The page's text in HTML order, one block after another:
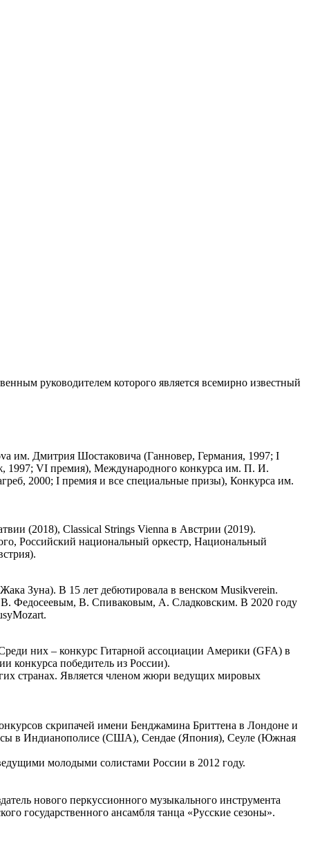
руководителем которого является всемирно известный
им. Дмитрия Шостаковича (Ганновер, Германия, 1997; I
1997; VI премия), Международного конкурса им. П. И.
2000; I премия и все специальные призы), Конкурса им.
(2018), Classical Strings Vienna в Австрии (2019).
Российский национальный оркестр, Национальный
Зуна). В 15 лет дебютировала в венском Musikverein.
В. Федосеевым, В. Спиваковым, А. Сладковским. В 2020 году
них – конкурс Гитарной ассоциации Америки (GFA) в
победитель из России).
странах. Является членом жюри ведущих мировых
скрипачей имени Бенджамина Бриттена в Лондоне и
в Индианополисе (США), Сендае (Япония), Сеуле (Южная
молодыми солистами России в 2012 году.
нового перкуссионного музыкального инструмента
государственного ансамбля танца «Русские сезоны».